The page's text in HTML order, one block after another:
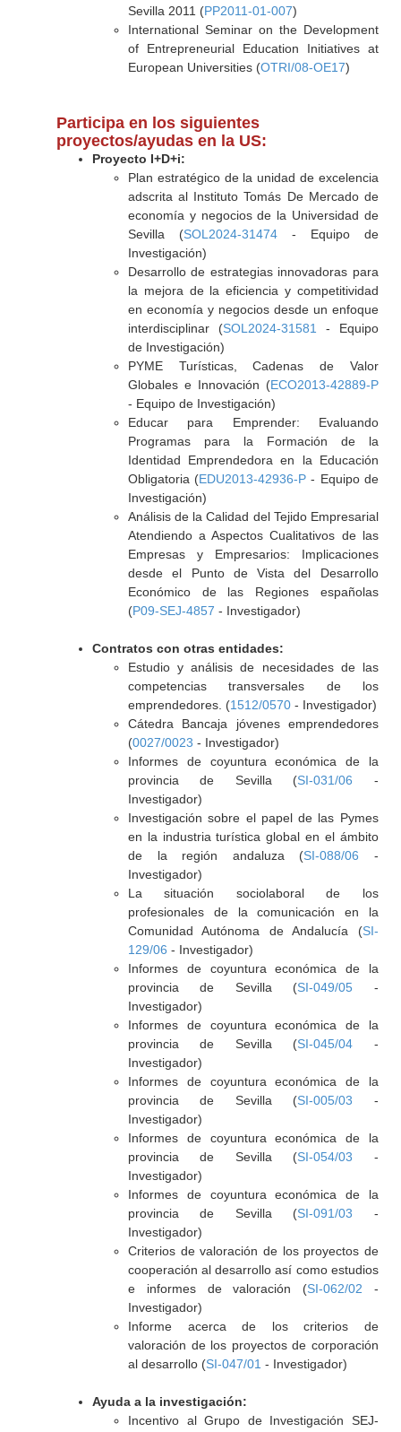
Sevilla 2011 (PP2011-01-007)
International Seminar on the Development
of Entrepreneurial Education Initiatives at
European Universities (OTRI/08-OE17)
Participa en los siguientes
proyectos/ayudas en la US:
Proyecto I+D+i:
Plan estratégico de la unidad de excelencia
adscrita al Instituto Tomás De Mercado de
economía y negocios de la Universidad de
Sevilla (SOL2024-31474- Equipo de
Investigación)
Desarrollo de estrategias innovadoras para
la mejora de la eficiencia y competitividad
en economía y negocios desde un enfoque
interdisciplinar (SOL2024-31581
- Equipo
de Investigación)
PYME Turísticas, Cadenas de Valor
Globales e Innovación (ECO2013-42889-P
- Equipo de Investigación)
Educar para Emprender: Evaluando
Programas para la Formación de la
Identidad Emprendedora en la Educación
Obligatoria (EDU2013-42936-P - Equipo de
Investigación)
Análisis de la Calidad del Tejido Empresarial
Atendiendo a Aspectos Cualitativos de las
Empresas y Empresarios: Implicaciones
desde el Punto de Vista del Desarrollo
Económico de las Regiones españolas
(P09-SEJ-4857 - Investigador)
Contratos con otras entidades:
Estudio y análisis de necesidades de las
competencias transversales de los
emprendedores. (1512/0570- Investigador)
Cátedra Bancaja jóvenes emprendedores
(0027/0023 - Investigador)
Informes de coyuntura económica de la
provincia de Sevilla (SI-031/06 -
Investigador)
Investigación sobre el papel de las Pymes
en la industria turística global en el ámbito
de la región andaluza (SI-088/06 -
Investigador)
La situación sociolaboral de los
profesionales de la comunicación en la
Comunidad Autónoma de Andalucía (SI-
129/06 - Investigador)
Informes de coyuntura económica de la
provincia de Sevilla (SI-049/05 -
Investigador)
Informes de coyuntura económica de la
provincia de Sevilla (SI-045/04 -
Investigador)
Informes de coyuntura económica de la
provincia de Sevilla (SI-005/03 -
Investigador)
Informes de coyuntura económica de la
provincia de Sevilla (SI-054/03 -
Investigador)
Informes de coyuntura económica de la
provincia de Sevilla (SI-091/03 -
Investigador)
Criterios de valoración de los proyectos de
cooperación al desarrollo así como estudios
e informes de valoración (SI-062/02 -
Investigador)
Informe acerca de los criterios de
valoración de los proyectos de corporación
al desarrollo (SI-047/01 - Investigador)
Ayuda a la investigación:
Incentivo al Grupo de Investigación SEJ-